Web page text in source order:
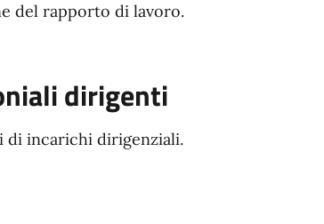
del rapporto di lavoro.
dirigenti
di incarichi dirigenziali.